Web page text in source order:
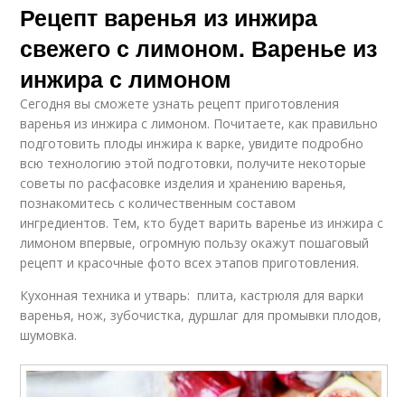
Рецепт варенья из инжира
свежего с лимоном. Варенье из
инжира с лимоном
Сегодня вы сможете узнать рецепт приготовления
варенья из инжира с лимоном. Почитаете, как правильно
подготовить плоды инжира к варке, увидите подробно
всю технологию этой подготовки, получите некоторые
советы по расфасовке изделия и хранению варенья,
познакомитесь с количественным составом
ингредиентов. Тем, кто будет варить варенье из инжира с
лимоном впервые, огромную пользу окажут пошаговый
рецепт и красочные фото всех этапов приготовления.
Кухонная техника и утварь: плита, кастрюля для варки
варенья, нож, зубочистка, дуршлаг для промывки плодов,
шумовка.